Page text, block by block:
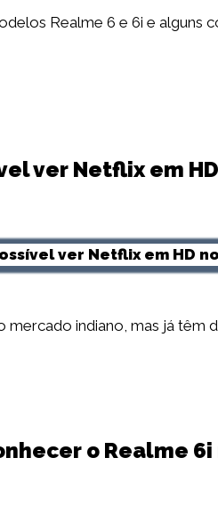
Realme 6 e 6i e alguns
ver Netflix em
mercado indiano, mas já têm
o Realme